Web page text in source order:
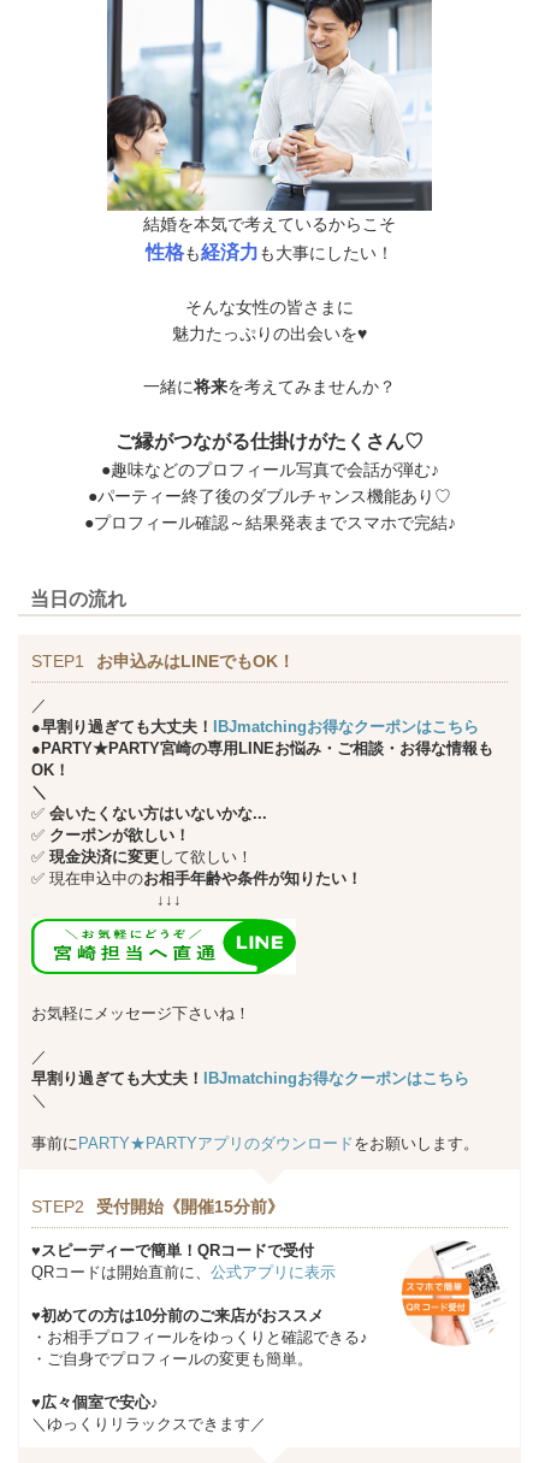
結婚を本気で考えているからこそ
性格も経済力も大事にしたい！
そんな女性の皆さまに
魅力たっぷりの出会いを♥
一緒に将来を考えてみませんか？
ご縁がつながる仕掛けがたくさん♡
●趣味などのプロフィール写真で会話が弾む♪
●パーティー終了後のダブルチャンス機能あり♡
●プロフィール確認～結果発表までスマホで完結♪
当日の流れ
STEP1 お申込みはLINEでもOK！
／
●早割り過ぎても大丈夫！ IBJmatchingお得なクーポンはこちら
●PARTY★PARTY宮崎の専用LINEお悩み・ご相談・お得な情報も
OK！
＼
✅ 会いたくない方はいないかな...
✅ クーポンが欲しい！
✅ 現金決済に変更して欲しい！
✅ 現在申込中のお相手年齢や条件が知りたい！
↓↓↓
お気軽にメッセージ下さいね！
／
早割り過ぎても大丈夫！ IBJmatchingお得なクーポンはこちら
＼
事前に PARTY★PARTYアプリのダウンロードをお願いします。
STEP2 受付開始《開催15分前》
♥スピーディーで簡単！QRコードで受付
QRコードは開始直前に、 公式アプリに表示
♥初めての方は10分前のご来店がおススメ
・お相手プロフィールをゆっくりと確認できる♪
・ご自身でプロフィールの変更も簡単。
♥広々個室で安心♪
＼ゆっくりリラックスできます／